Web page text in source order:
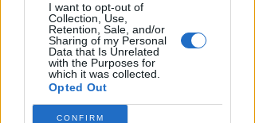
I want to opt-out of
Collection, Use,
Retention, Sale, and/or
Sharing of my Personal
Data that Is Unrelated
with the Purposes for
which it was collected.
Opted Out
CONFIRM